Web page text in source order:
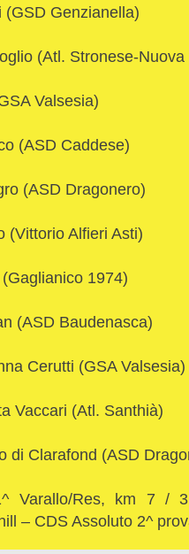
(GSD Genzianella)
(Atl. Stronese-
Valsesia)
(ASD Caddese)
(ASD Dragonero)
(Vittorio Alfieri Asti)
1974)
(ASD Baudenasca)
Cerutti (GSA Valsesia)
Vaccari (Atl. Santhià)
di Clarafond (ASD
Varallo/Res, km 7 /
– CDS Assoluto 2^